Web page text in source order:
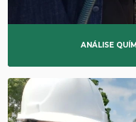
ANÁLISE